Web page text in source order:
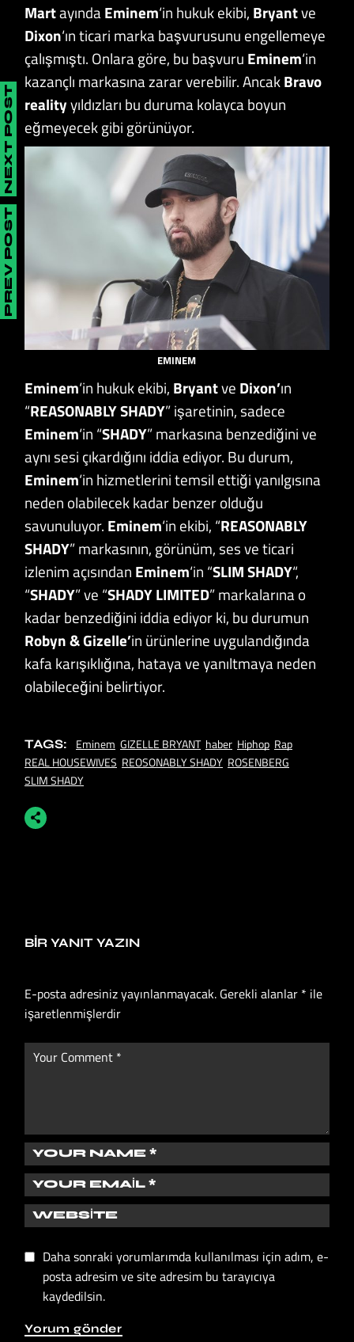
MartayındaEminem‘in hukuk ekibi, Bryantve
Dixon‘ın ticari marka başvurusunu engellemeye
çalışmıştı. Onlara göre, bu başvuru Eminem‘in
kazançlı markasına zarar verebilir. AncakBravo
realityyıldızları bu duruma kolayca boyun
eğmeyecek gibi görünüyor.
EMINEM
Eminem‘in hukuk ekibi, Bryantve Dixon’ın
“REASONABLY SHADY” işaretinin, sadece
Eminem‘in “SHADY” markasına benzediğini ve
aynı sesi çıkardığını iddia ediyor. Bu durum,
Eminem‘in hizmetlerini temsil ettiği yanılgısına
neden olabilecek kadar benzer olduğu
savunuluyor. Eminem‘in ekibi, “REASONABLY
SHADY” markasının, görünüm, ses ve ticari
izlenim açısından Eminem‘in “SLIM SHADY“,
“SHADY” ve “SHADY LIMITED” markalarına o
kadar benzediğini iddia ediyor ki, bu durumun
Robyn & Gizelle’in ürünlerine uygulandığında
kafa karışıklığına, hataya ve yanıltmaya neden
olabileceğini belirtiyor.
TAGS: Eminem GIZELLE BRYANT haber Hiphop Rap
REAL HOUSEWIVES REOSONABLY SHADY ROSENBERG
SLIM SHADY
PREV POST
NEXT POST
BIR YANIT YAZIN
E-posta adresiniz yayınlanmayacak. Gerekli alanlar * ile
işaretlenmişlerdir
Daha sonraki yorumlarımda kullanılması için adım, e-
posta adresim ve site adresim bu tarayıcıya
kaydedilsin.
Yorum gönder